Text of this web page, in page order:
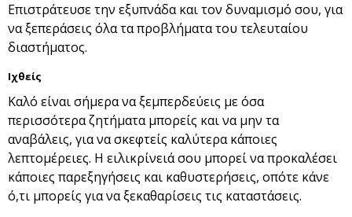
Επιστράτευσε την εξυπνάδα και τον δυναμισμό σου, για
να ξεπεράσεις όλα τα προβλήματα του τελευταίου
διαστήματος.
Ιχθείς
Καλό είναι σήμερα να ξεμπερδεύεις με όσα
περισσότερα ζητήματα μπορείς και να μην τα
αναβάλεις, για να σκεφτείς καλύτερα κάποιες
λεπτομέρειες. Η ειλικρίνειά σου μπορεί να προκαλέσει
κάποιες παρεξηγήσεις και καθυστερήσεις, οπότε κάνε
ό,τι μπορείς για να ξεκαθαρίσεις τις καταστάσεις.